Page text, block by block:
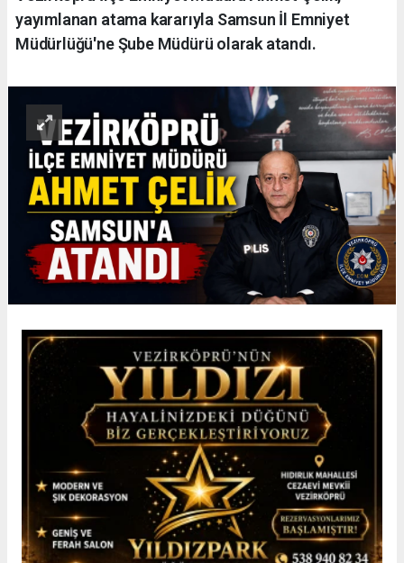
yayımlanan atama kararıyla Samsun İl Emniyet
Müdürlüğü'ne Şube Müdürü olarak atandı.